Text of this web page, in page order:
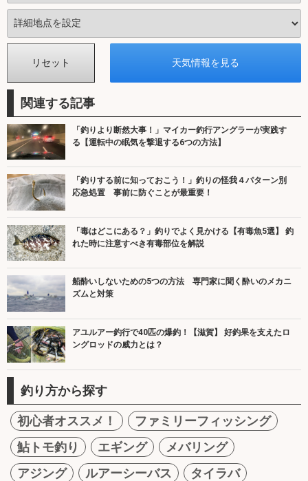
関連する記事
「釣りより断然大事！」マイカー釣行アングラーが実践す
る【運転中の眠気を撃退する6つの方法】
「釣りする前に知っておこう！」釣りの怪我４パターン別
応急処置 事前に防ぐことが最重要！
「毒はどこにある？」釣りでよく見かける【有毒魚5選】 釣
れた時に注意すべき有毒部位を解説
船酔いしないための5つの方法 専門家に聞く酔いのメカニ
ズムと対策
アユルアー釣行で40匹の爆釣！【滋賀】 好釣果を支えたロ
ングロッドの威力とは？
釣り方から探す
初心者オススメ！
ファミリーフィッシング
鮎トモ釣り
エギング
メバリング
アジング
ルアーシーバス
タイラバ